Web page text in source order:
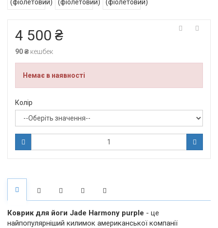
4 500 ₴
90 ₴ кешбек
Немає в наявності
Колір
Коврик для йоги Jade Harmony purple - це
найпопулярніший килимок американської компанії